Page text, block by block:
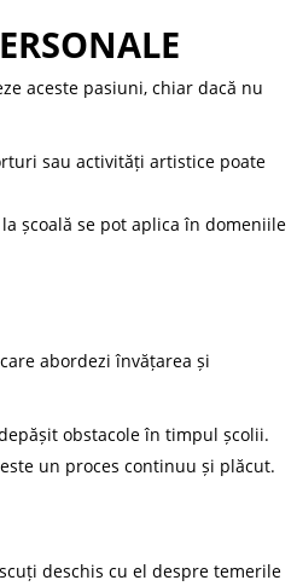
aceste pasiuni, chiar dacă nu
sau activități artistice poate
școală se pot aplica în domeniile
abordezi învățarea și
obstacole în timpul școlii.
un proces continuu și plăcut.
deschis cu el despre temerile